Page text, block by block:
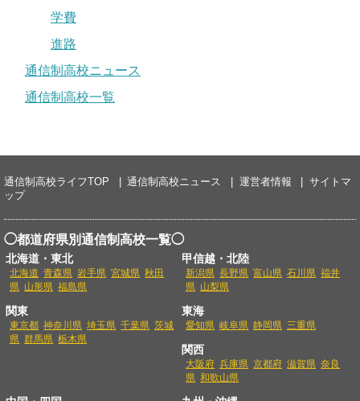
学費
進路
通信制高校ニュース
通信制高校一覧
通信制高校ライフTOP 通信制高校ニュース 運営者情報
サイトマ
ップ
◯都道府県別通信制高校一覧◯
北海道・東北
北海道 青森県 岩手県 宮城県 秋田
県 山形県 福島県
甲信越・北陸
新潟県 長野県 富山県 石川県 福井
県 山梨県
関東
東京都 神奈川県 埼玉県 千葉県 茨城
県 群馬県 栃木県
東海
愛知県 岐阜県 静岡県 三重県
関西
大阪府 兵庫県 京都府 滋賀県 奈良
県 和歌山県